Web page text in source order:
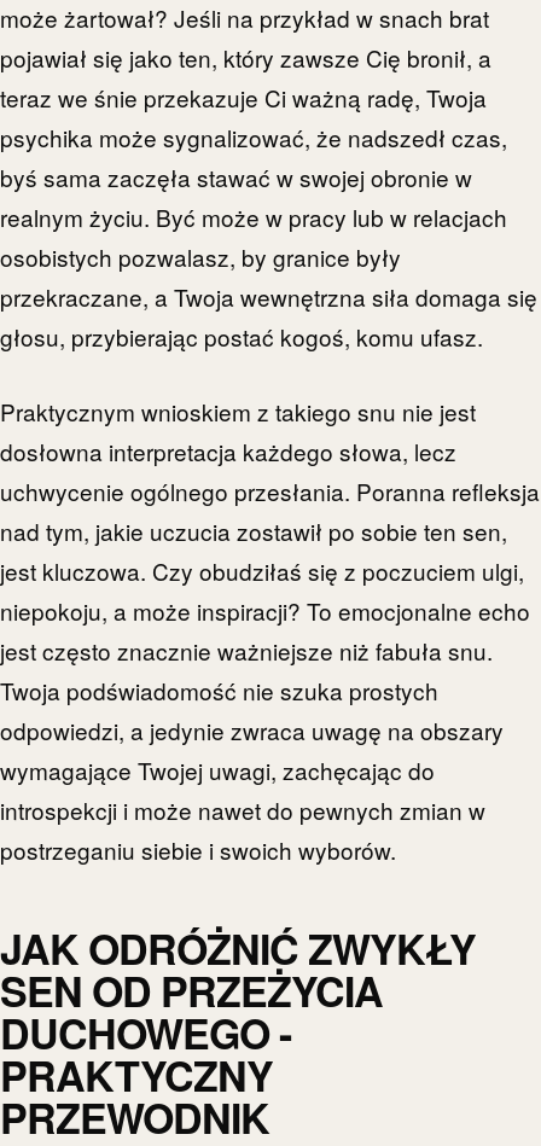
może żartował? Jeśli na przykład w snach brat
pojawiał się jako ten, który zawsze Cię bronił, a
teraz we śnie przekazuje Ci ważną radę, Twoja
psychika może sygnalizować, że nadszedł czas,
byś sama zaczęła stawać w swojej obronie w
realnym życiu. Być może w pracy lub w relacjach
osobistych pozwalasz, by granice były
przekraczane, a Twoja wewnętrzna siła domaga się
głosu, przybierając postać kogoś, komu ufasz.
Praktycznym wnioskiem z takiego snu nie jest
dosłowna interpretacja każdego słowa, lecz
uchwycenie ogólnego przesłania. Poranna refleksja
nad tym, jakie uczucia zostawił po sobie ten sen,
jest kluczowa. Czy obudziłaś się z poczuciem ulgi,
niepokoju, a może inspiracji? To emocjonalne echo
jest często znacznie ważniejsze niż fabuła snu.
Twoja podświadomość nie szuka prostych
odpowiedzi, a jedynie zwraca uwagę na obszary
wymagające Twojej uwagi, zachęcając do
introspekcji i może nawet do pewnych zmian w
postrzeganiu siebie i swoich wyborów.
JAK ODRÓŻNIĆ ZWYKŁY
SEN OD PRZEŻYCIA
DUCHOWEGO -
PRAKTYCZNY
PRZEWODNIK